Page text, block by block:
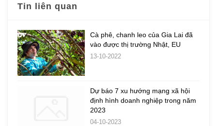
Tin liên quan
Cà phê, chanh leo của Gia Lai đã
vào được thị trường Nhật, EU
13-10-2022
Dự báo 7 xu hướng mạng xã hội
định hình doanh nghiệp trong năm
2023
04-10-2023